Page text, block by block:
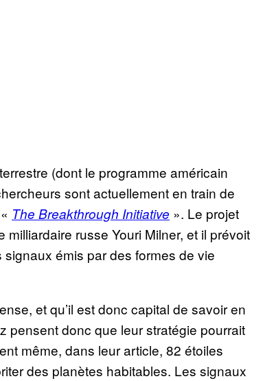
(dont le programme américain
sont actuellement en train de
The Breakthrough Initiative ». Le projet
russe Youri Milner, et il prévoit
émis par des formes de vie
et qu’il est donc capital de savoir en
pensent donc que leur stratégie pourrait
même, dans leur article, 82 étoiles
des planètes habitables. Les signaux